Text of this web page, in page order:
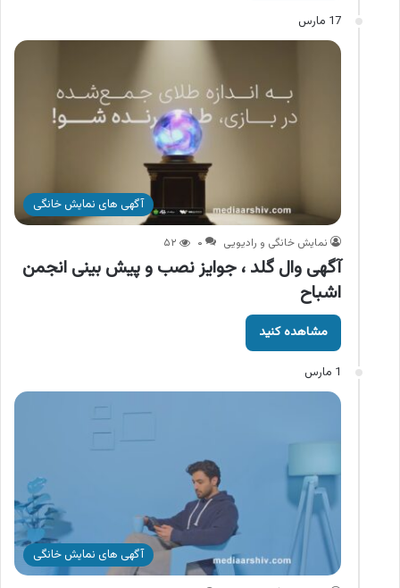
17 مارس
آگهی های نمایش خانگی
نمایش خانگی و رادیویی ۰ ۵۲
آگهی وال گلد ، جوایز نصب و پیش بینی انجمن
اشباح
مشاهده کنید
1 مارس
آگهی های نمایش خانگی